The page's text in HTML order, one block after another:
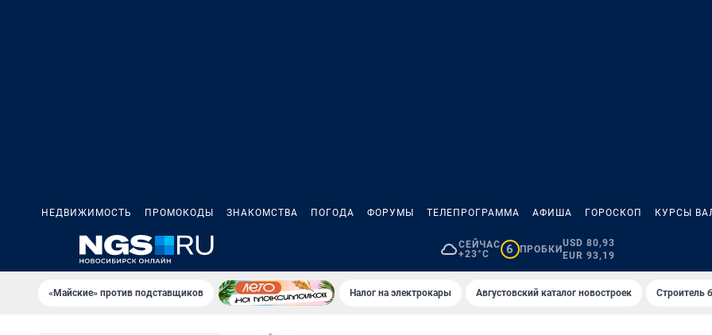
НЕДВИЖИМОСТЬ ПРОМОКОДЫ ЗНАКОМСТВА ПОГОДА ФОРУМЫ ТЕЛЕПРОГРАММА АФИША ГОРОСКОП КУРСЫ
СЕЙЧАС
+23°C
6 ПРОБКИ
USD 80,93
EUR 93,19
«Майские» против подставщиков Налог на электрокары Августовский каталог новостроек Строитель